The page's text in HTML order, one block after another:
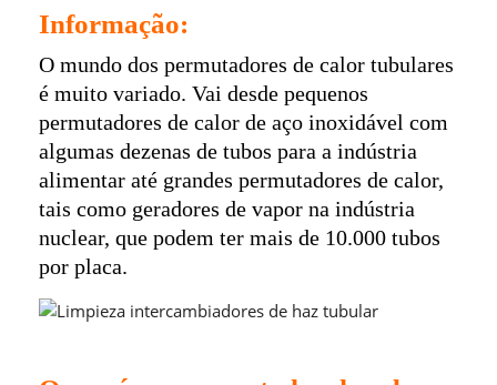
Informação:
O mundo dos permutadores de calor tubulares
é muito variado. Vai desde pequenos
permutadores de calor de aço inoxidável com
algumas dezenas de tubos para a indústria
alimentar até grandes permutadores de calor,
tais como geradores de vapor na indústria
nuclear, que podem ter mais de 10.000 tubos
por placa.